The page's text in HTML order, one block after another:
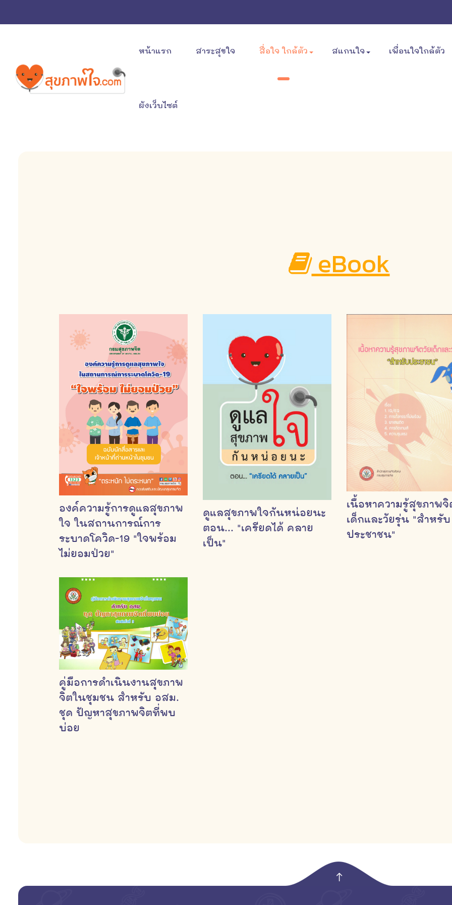
หน้าแรก สาระสุขใจ สื่อใจ ใกล้ตัว สแกนใจ เพื่อนใจใกล้ตัว
ผังเว็บไซต์
eBook
องค์ความรู้การดูแลสุขภาพ
ใจ ในสถานการณ์การ
ระบาดโควิด-19 "ใจพร้อม
ไม่ยอมป่วย"
ดูแลสุขภาพใจกันหน่อยนะ
ตอน... "เครียดได้ คลาย
เป็น"
เนื้อหาความรู้สุขภาพจิ
เด็กและวัยรุ่น "สำหรับ
ประชาชน"
คู่มือการดำเนินงานสุขภาพ
จิตในชุมชน สำหรับ อสม.
ชุด ปัญหาสุขภาพจิตที่พบ
บ่อย